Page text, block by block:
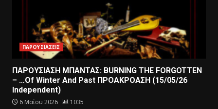
ΠΑΡΟΥΣΙΑΣΕΙΣ
ΠΑΡΟΥΣΙΑΣΗ ΜΠΑΝΤΑΣ: BURNING THE FORGOTTEN
– …Of Winter And Past ΠΡΟΑΚΡΟΑΣΗ (15/05/26
Independent)
6 Μαΐου 2026 1035